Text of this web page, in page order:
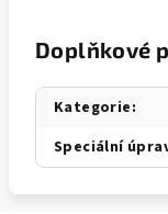
Doplňkové
Kategorie:
Speciální